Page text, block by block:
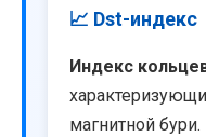
📈 Dst-индекс
Индекс
магнитной